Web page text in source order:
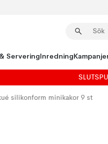
ServeringInredning
silikonform minikakor 9 st